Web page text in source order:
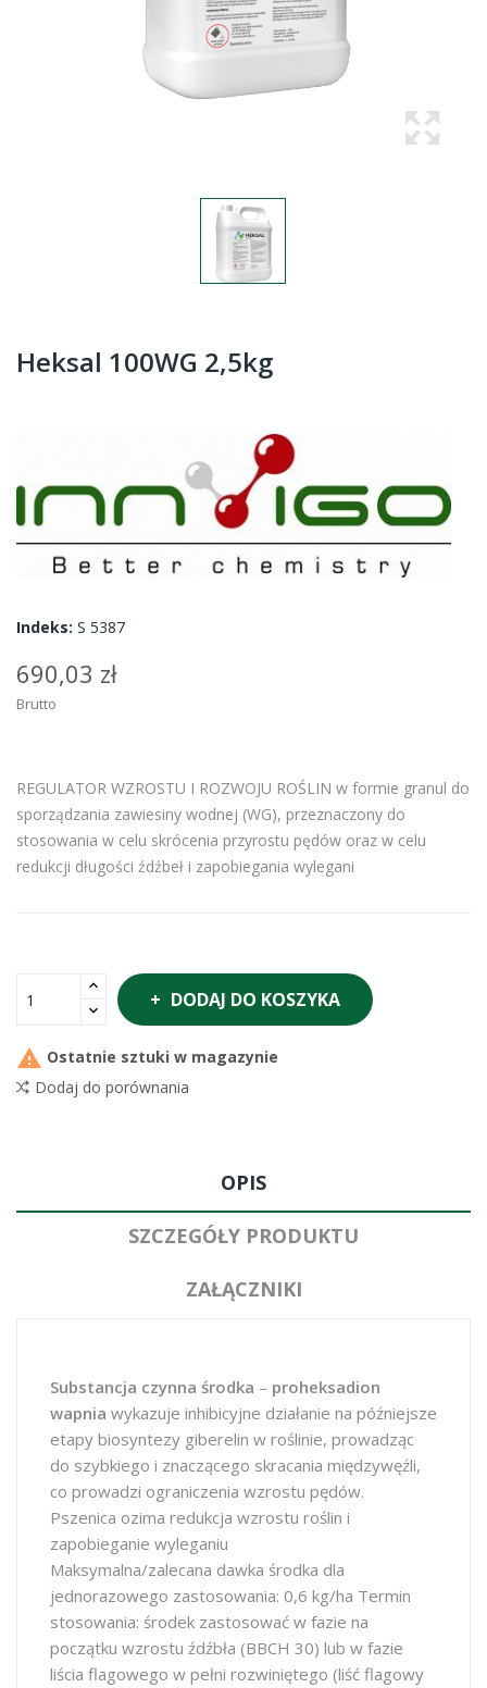
Heksal 100WG 2,5kg
Indeks: S 5387
690,03 zł
Brutto
REGULATOR WZROSTU I ROZWOJU ROŚLIN w formie granul do
sporządzania zawiesiny wodnej (WG), przeznaczony do
stosowania w celu skrócenia przyrostu pędów oraz w celu
redukcji długości źdźbeł i zapobiegania wylegani
DODAJ DO KOSZYKA
 Ostatnie sztuki w magazynie
Dodaj do porównania
OPIS
SZCZEGÓŁY PRODUKTU
ZAŁĄCZNIKI
Substancja czynna środka – proheksadion
wapnia wykazuje inhibicyjne działanie na późniejsze
etapy biosyntezy giberelin w roślinie, prowadząc
do szybkiego i znaczącego skracania międzywęźli,
co prowadzi ograniczenia wzrostu pędów.
Pszenica ozima redukcja wzrostu roślin i
zapobieganie wyleganiu
Maksymalna/zalecana dawka środka dla
jednorazowego zastosowania: 0,6 kg/ha Termin
stosowania: środek zastosować w fazie na
początku wzrostu źdźbła (BBCH 30) lub w fazie
liścia flagowego w pełni rozwiniętego (liść flagowy